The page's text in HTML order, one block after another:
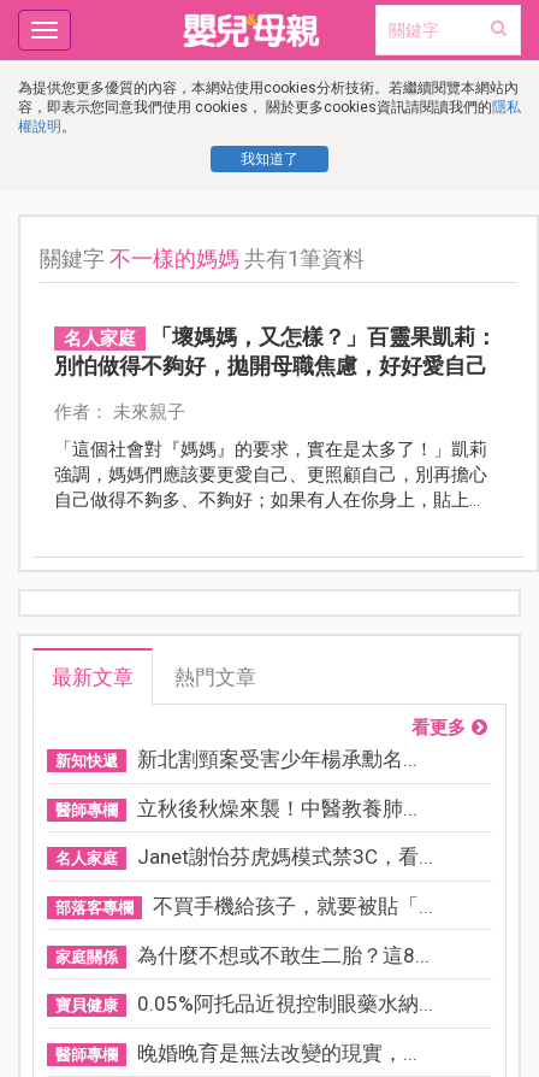
為提供您更多優質的內容，本網站使用cookies分析技術。若繼續閱覽本網站內
容，即表示您同意我們使用 cookies， 關於更多cookies資訊請閱讀我們的隱私
權說明 。
我知道了
Toggle
navigation
關鍵字不一樣的媽媽共有1筆資料
名人家庭
「壞媽媽，又怎樣？」百靈果凱莉：
別怕做得不夠好，拋開母職焦慮，好好愛自己
作者： 未來親子
「這個社會對『媽媽』的要求，實在是太多了！」凱莉
強調，媽媽們應該要更愛自己、更照顧自己，別再擔心
自己做得不夠多、不夠好；如果有人在你身上，貼上
最新文章 熱門文章
看更多
新知快遞 新北割頸案受害少年楊承勳名...
醫師專欄 立秋後秋燥來襲！中醫教養肺...
名人家庭 Janet謝怡芬虎媽模式禁3C，看...
部落客專欄 不買手機給孩子，就要被貼「...
家庭關係 為什麼不想或不敢生二胎？這8...
寶貝健康 0.05%阿托品近視控制眼藥水納...
醫師專欄 晚婚晚育是無法改變的現實，...